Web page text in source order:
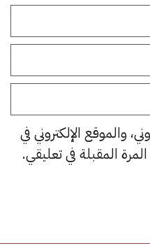
والموقع الإلكتروني في
المقبلة في تعليقي.